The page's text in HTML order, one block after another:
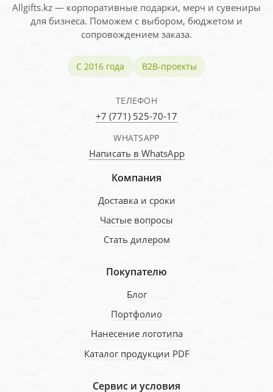
Allgifts.kz — корпоративные подарки, мерч и сувениры
для бизнеса. Поможем с выбором, бюджетом и
сопровождением заказа.
С 2016 года B2B-проекты
ТЕЛЕФОН
+7 (771) 525-70-17
WHATSAPP
Написать в WhatsApp
Компания
Доставка и сроки
Частые вопросы
Стать дилером
Покупателю
Блог
Портфолио
Нанесение логотипа
Каталог продукции PDF
Сервис и условия